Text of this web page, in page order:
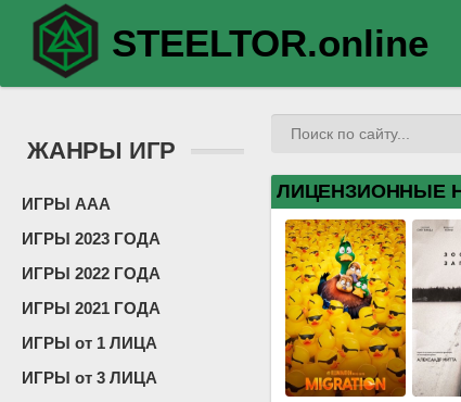
STEELTOR.online
ЖАНРЫ ИГР
ИГРЫ ААА
ИГРЫ 2023 ГОДА
ИГРЫ 2022 ГОДА
ИГРЫ 2021 ГОДА
ИГРЫ от 1 ЛИЦА
ИГРЫ от 3 ЛИЦА
ЛИЦЕНЗИОННЫЕ